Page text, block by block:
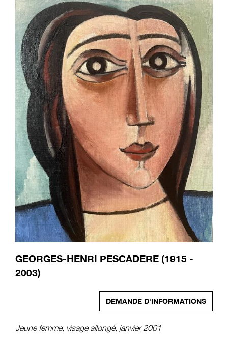
GEORGES-HENRI PESCADERE (1915 -
2003)
DEMANDE D'INFORMATIONS
Jeune femme, visage allongé, janvier 2001